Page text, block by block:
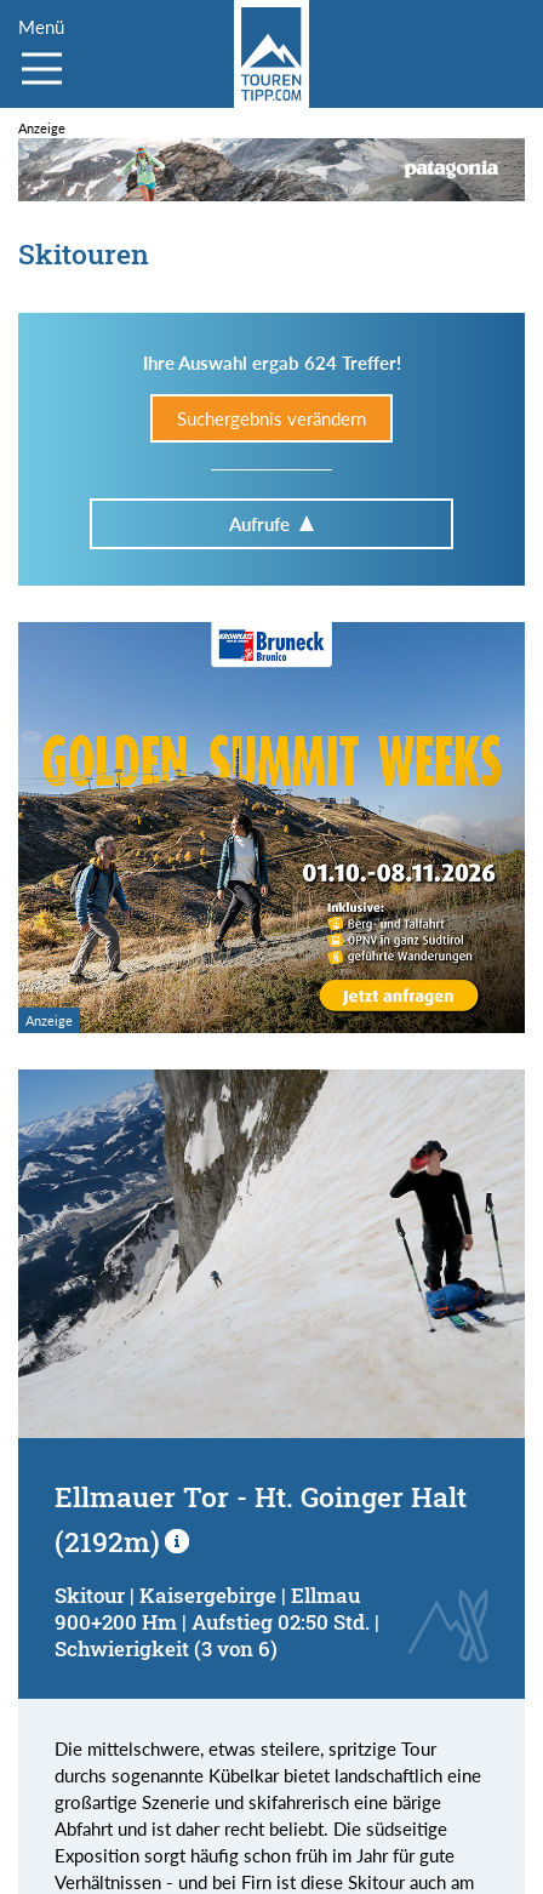
Menü
Skitouren
Ihre Auswahl ergab 624 Treffer!
Suchergebnis verändern
Aufrufe
Im Tourenarchiv suchen
Region:
Gebirge:
Art der Tour:
Schwierigkeitsgrad:
von
bis
Kondition (Tourdauer):
von
Suchbegriff:
Ellmauer Tor - Ht. Goinger Halt
(2192m)
Skitour | Kaisergebirge | Ellmau
900+200 Hm | Aufstieg 02:50 Std. |
Schwierigkeit (3 von 6)
Die mittelschwere, etwas steilere, spritzige Tour
durchs sogenannte Kübelkar bietet landschaftlich eine
großartige Szenerie und skifahrerisch eine bärige
Abfahrt und ist daher recht beliebt. Die südseitige
Exposition sorgt häufig schon früh im Jahr für gute
Verhältnissen - und bei Firn ist diese Skitour auch am